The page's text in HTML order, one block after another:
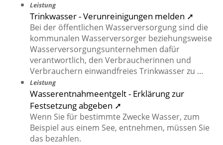
Leistung
Trinkwasser - Verunreinigungen melden ➚
Bei der öffentlichen Wasserversorgung sind die
kommunalen Wasserversorger beziehungsweise
Wasserversorgungsunternehmen dafür
verantwortlich, den Verbraucherinnen und
Verbrauchern einwandfreies Trinkwasser zu …
Leistung
Wasserentnahmeentgelt - Erklärung zur
Festsetzung abgeben ➚
Wenn Sie für bestimmte Zwecke Wasser, zum
Beispiel aus einem See, entnehmen, müssen Sie
das bezahlen.